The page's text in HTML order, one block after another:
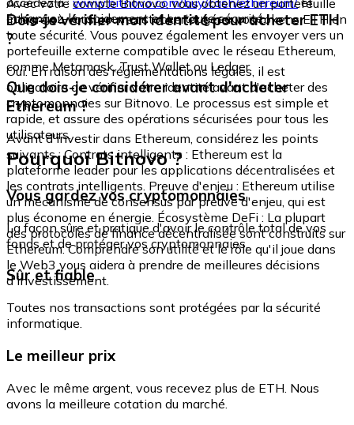
échangez-le rapidement et en toute sécurité.
Avec votre compte Bitnovo, vous obtenez un portefeuille
intégré où vous pouvez stocker et gérer vos tokens ETH en
toute sécurité. Vous pouvez également les envoyer vers un
portefeuille externe compatible avec le réseau Ethereum,
comme Metamask, Trust Wallet ou Ledger.
Dois-je vérifier mon identité pour acheter ETH
?
Oui. En raison des réglementations légales, il est
obligatoire de vérifier votre identité avant d'acheter des
cryptomonnaies sur Bitnovo. Le processus est simple et
rapide, et assure des opérations sécurisées pour tous les
utilisateurs.
Que dois-je considérer avant d'acheter
Ethereum ?
Avant d'investir dans Ethereum, considérez les points
suivants : Contrats intelligents : Ethereum est la
plateforme leader pour les applications décentralisées et
les contrats intelligents. Preuve d'enjeu : Ethereum utilise
un mécanisme de consensus par preuve d'enjeu, qui est
plus économe en énergie. Écosystème DeFi : La plupart
des protocoles de finance décentralisée sont construits sur
Ethereum. Comprendre son utilité et le rôle qu'il joue dans
le Web3 vous aidera à prendre de meilleures décisions
d'investissement.
Pourquoi Bitnovo ?
Vous gardez vos cryptomonnaies
La façon sûre et pratique d'avoir le contrôle total de vos
fonds et de protéger vos cryptomonnaies.
Sûr et fiable
Toutes nos transactions sont protégées par la sécurité
informatique.
Le meilleur prix
Avec le même argent, vous recevez plus de ETH. Nous
avons la meilleure cotation du marché.